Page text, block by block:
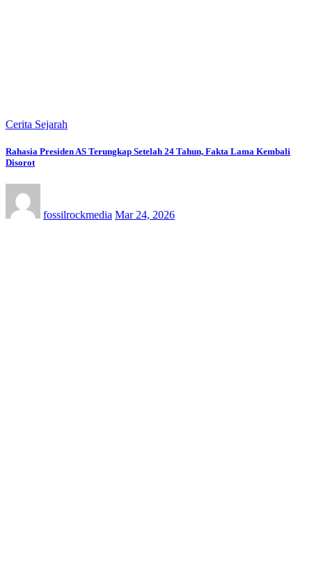
Cerita Sejarah
Rahasia Presiden AS Terungkap Setelah 24 Tahun, Fakta Lama Kembali
Disorot
fossilrockmedia Mar 24, 2026